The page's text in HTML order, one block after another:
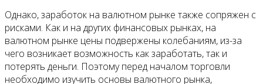
Однако, заработок на валютном рынке также сопряжен с
рисками. Как и на других финансовых рынках, на
валютном рынке цены подвержены колебаниям, из-за
чего возникает возможность как заработать, так и
потерять деньги. Поэтому перед началом торговли
необходимо изучить основы валютного рынка,